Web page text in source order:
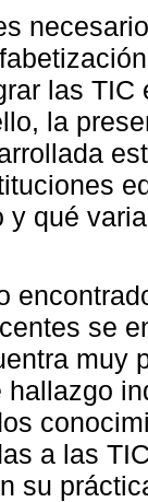
las
la
y qué
se
muy
hallazgo
a las
su